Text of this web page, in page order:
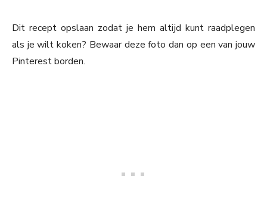
Dit recept opslaan zodat je hem altijd kunt raadplegen
als je wilt koken? Bewaar deze foto dan op een van jouw
Pinterest borden.